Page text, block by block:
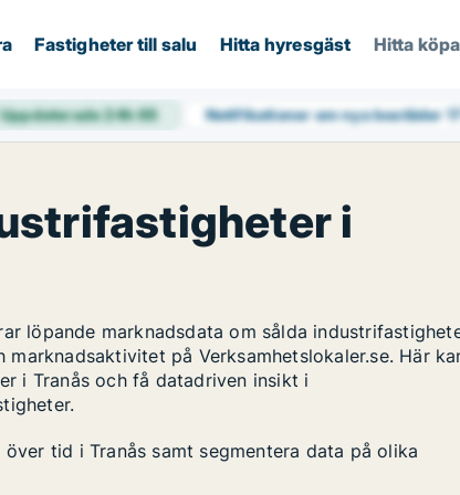
Fastigheter till salu Hitta hyresgäst Hitta
Uppdaterade 24h65 Notifikationer om nya bostäder
i
löpande marknadsdata om sålda
på Verksamhetslokaler.se. Här
i Tranås och få datadriven insikt i
tid i Tranås samt segmentera data på olika